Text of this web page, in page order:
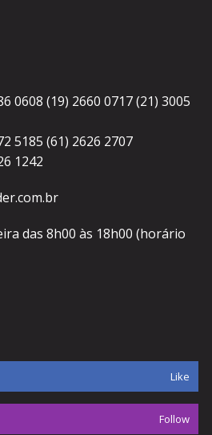
0608 (19) 2660 0717 (21) 3005
5185 (61) 2626 2707
1242
das 8h00 às 18h00 (horário
Like
Follow